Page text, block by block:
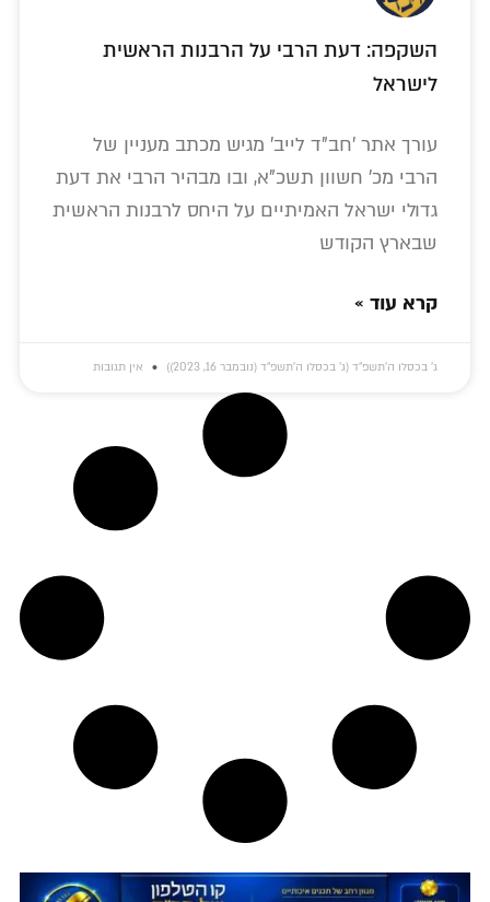
השקפה: דעת הרבי על הרבנות הראשית
לישראל
עורך אתר 'חב"ד לייב' מגיש מכתב מעניין של
הרבי מכ' חשוון תשכ"א, ובו מבהיר הרבי את דעת
גדולי ישראל האמיתיים על היחס לרבנות הראשית
שבארץ הקודש
קרא עוד »
ג׳ בכסלו ה׳תשפ״ד (ג׳ בכסלו ה׳תשפ״ד (נובמבר 16, 2023)) אין תגובות